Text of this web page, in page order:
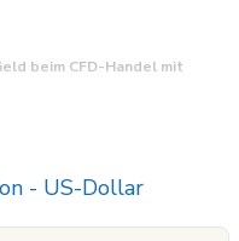
beim CFD-Handel mit
überlegen, ob Sie verstehen,
- US-Dollar